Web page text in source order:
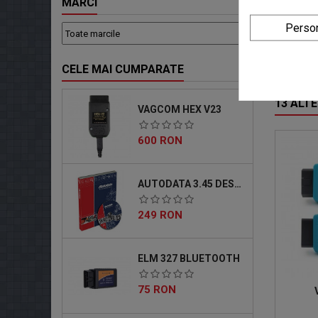
CELE MAI CUMPARATE
VAGCOM HEX V23
Pret
600 RON
AUTODATA 3.45 DESCARCABIL
Pret
249 RON
ELM 327 BLUETOOTH
Pret
75 RON
13